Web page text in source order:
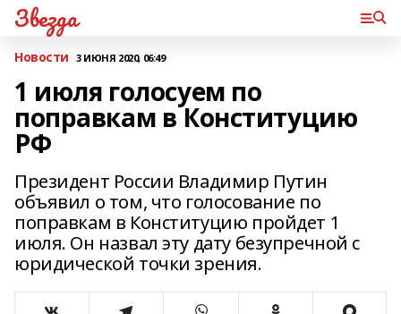
Звезда
Новости 3 ИЮНЯ 2020, 06:49
1 июля голосуем по
поправкам в Конституцию
РФ
Президент России Владимир Путин
объявил о том, что голосование по
поправкам в Конституцию пройдет 1
июля. Он назвал эту дату безупречной с
юридической точки зрения.